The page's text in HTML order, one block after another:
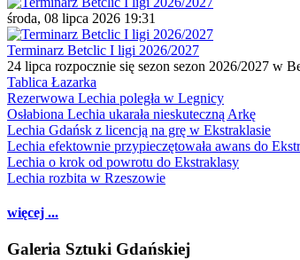
środa, 08 lipca 2026 19:31
Terminarz Betclic I ligi 2026/2027
24 lipca rozpocznie się sezon sezon 2026/2027 w
Tablica Łazarka
Rezerwowa Lechia poległa w Legnicy
Osłabiona Lechia ukarała nieskuteczną Arkę
Lechia Gdańsk z licencją na grę w Ekstraklasie
Lechia efektownie przypieczętowała awans do
Lechia o krok od powrotu do Ekstraklasy
Lechia rozbita w Rzeszowie
więcej ...
Galeria Sztuki Gdańskiej